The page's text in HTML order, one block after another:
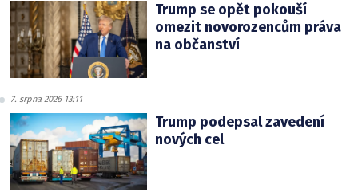
Trump se opět pokouší
omezit novorozencům práva
na občanství
7. srpna 2026 13:11
Trump podepsal zavedení
nových cel